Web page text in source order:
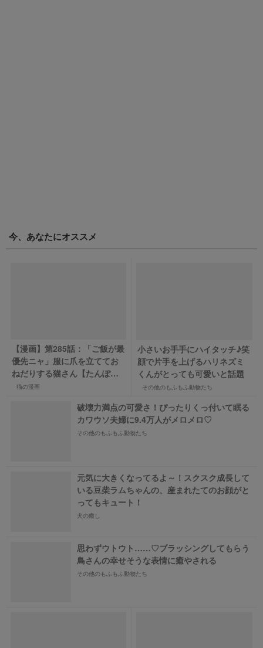
今、あなたにオススメ
【漫画】第285話：「ご飯が最
優先ニャ」服に爪を立ててお
ねだりする猫さん【たんぽぽ
ちゃん】
猫の漫画
小さいお手手にハイタッチ♪笑
顔で片手を上げるハリネズミ
くんがとっても可愛いと話題
その他のもふもふ動物たち
破壊力満点の可愛さ！ぴったりくっ付いて眠る
カワウソ夫婦に9.4万人がメロメロ♡
その他のもふもふ動物たち
元気に大きくなってるよ～！スクスク成長して
いる豆柴ラムちゃんの、産まれたてのお顔がと
ってもキュート！
犬の癒し
思わずウトウト……♡ブラッシングしてもらう
鳥さんの幸せそうな表情に癒やされる
その他のもふもふ動物たち